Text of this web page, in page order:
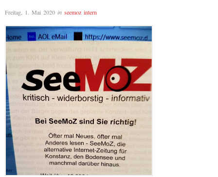
Freitag, 1. Mai 2020 in seemoz intern